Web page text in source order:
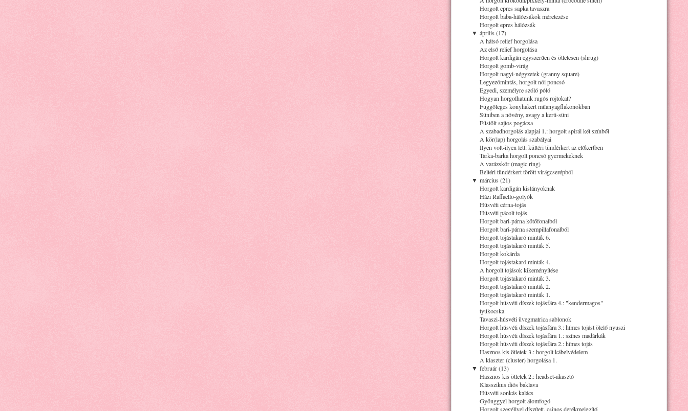
Horgolt epres sapka tavaszra
Horgolt baba-hálózsákok méretezése
Horgolt epres hálózsák
▼ április (17)
A hátsó relief horgolása
Az első relief horgolása
Horgolt kardigán egyszerűen és ötletesen (shrug)
Horgolt gomb-virág
Horgolt nagyi-négyzetek (granny square)
Legyezőmintás, horgolt női poncsó
Egyedi, személyre szóló póló
Hogyan horgolhatunk rugós rojtokat?
Függőleges konyhakert műanyagflakonokban
Süniben a növény, avagy a kerti-süni
Füstölt sajtos pogácsa
A szabadhorgolás alapjai 1.: horgolt spirál két színből
A kör(lap) horgolás szabályai
Ilyen volt-ilyen lett: kültéri tündérkert az előkertben
Tarka-barka horgolt poncsó gyermekeknek
A varázskör (magic ring)
Beltéri tündérkert törött virágcserépből
▼ március (21)
Horgolt kardigán kislányoknak
Házi Raffaello-golyók
Húsvéti cérna-tojás
Húsvéti pácolt tojás
Horgolt bari-párna kötőfonalból
Horgolt bari-párna szempillafonalból
Horgolt tojástakaró minták 6.
Horgolt tojástakaró minták 5.
Horgolt kokárda
Horgolt tojástakaró minták 4.
A horgolt tojások kikeményítése
Horgolt tojástakaró minták 3.
Horgolt tojástakaró minták 2.
Horgolt tojástakaró minták 1.
Horgolt húsvéti díszek tojásfára 4.: "kendermagos"
tyúkocska
Tavaszi-húsvéti üvegmatrica sablonok
Horgolt húsvéti díszek tojásfára 3.: hímes tojást ölelő nyuszi
Horgolt húsvéti díszek tojásfára 1.: színes madárkák
Horgolt húsvéti díszek tojásfára 2.: hímes tojás
Hasznos kis ötletek 3.: horgolt kábelvédelem
A klaszter (cluster) horgolása 1.
▼ február (13)
Hasznos kis ötletek 2.: headset-akasztó
Klasszikus diós baklava
Húsvéti sonkás kalács
Gyönggyel horgolt álomfogó
Horgolt szegéllyel díszített, csinos derékmelegítő